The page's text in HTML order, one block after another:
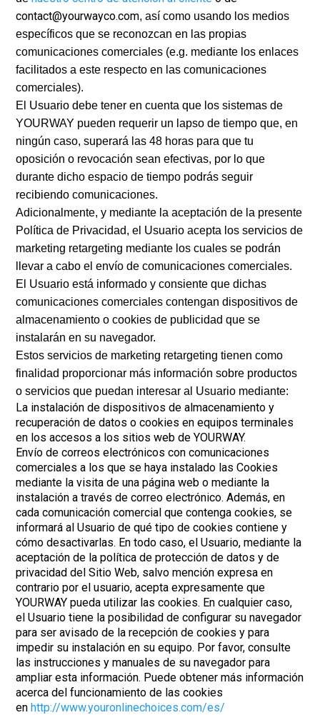
contact@yourwayco.com, así como usando los medios
específicos que se reconozcan en las propias
comunicaciones comerciales (e.g. mediante los enlaces
facilitados a este respecto en las comunicaciones
comerciales).
El Usuario debe tener en cuenta que los sistemas de
YOURWAY pueden requerir un lapso de tiempo que, en
ningún caso, superará las 48 horas para que tu
oposición o revocación sean efectivas, por lo que
durante dicho espacio de tiempo podrás seguir
recibiendo comunicaciones.
Adicionalmente, y mediante la aceptación de la presente
Política de Privacidad, el Usuario acepta los servicios de
marketing retargeting mediante los cuales se podrán
llevar a cabo el envío de comunicaciones comerciales.
El Usuario está informado y consiente que dichas
comunicaciones comerciales contengan dispositivos de
almacenamiento o cookies de publicidad que se
instalarán en su navegador.
Estos servicios de marketing retargeting tienen como
finalidad proporcionar más información sobre productos
o servicios que puedan interesar al Usuario mediante:
La instalación de dispositivos de almacenamiento y
recuperación de datos o cookies en equipos terminales
en los accesos a los sitios web de YOURWAY.
Envío de correos electrónicos con comunicaciones
comerciales a los que se haya instalado las Cookies
mediante la visita de una página web o mediante la
instalación a través de correo electrónico. Además, en
cada comunicación comercial que contenga cookies, se
informará al Usuario de qué tipo de cookies contiene y
cómo desactivarlas. En todo caso, el Usuario, mediante la
aceptación de la política de protección de datos y de
privacidad del Sitio Web, salvo mención expresa en
contrario por el usuario, acepta expresamente que
YOURWAY pueda utilizar las cookies. En cualquier caso,
el Usuario tiene la posibilidad de configurar su navegador
para ser avisado de la recepción de cookies y para
impedir su instalación en su equipo. Por favor, consulte
las instrucciones y manuales de su navegador para
ampliar esta información. Puede obtener más información
acerca del funcionamiento de las cookies
enhttp://www.youronlinechoices.com/es/